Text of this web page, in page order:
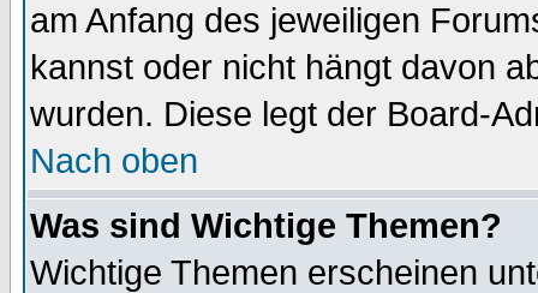
am Anfang des jeweiligen
kannst oder nicht hängt davon
wurden. Diese legt der Board-
Nach oben
Was sind Wichtige Themen?
Wichtige Themen erscheinen